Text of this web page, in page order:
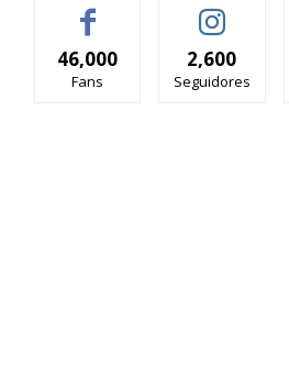
46,000
Fans
2,600
Seguidores